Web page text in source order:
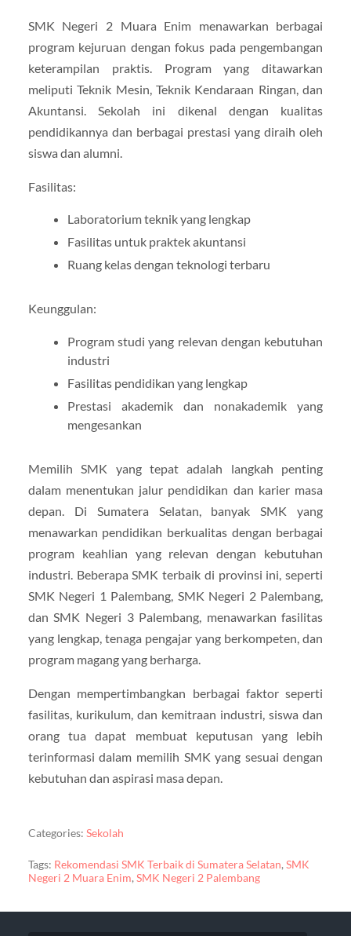
SMK Negeri 2 Muara Enim menawarkan berbagai
program kejuruan dengan fokus pada pengembangan
keterampilan praktis. Program yang ditawarkan
meliputi Teknik Mesin, Teknik Kendaraan Ringan, dan
Akuntansi. Sekolah ini dikenal dengan kualitas
pendidikannya dan berbagai prestasi yang diraih oleh
siswa dan alumni.
Fasilitas:
Laboratorium teknik yang lengkap
Fasilitas untuk praktek akuntansi
Ruang kelas dengan teknologi terbaru
Keunggulan:
Program studi yang relevan dengan kebutuhan
industri
Fasilitas pendidikan yang lengkap
Prestasi akademik dan nonakademik yang
mengesankan
Memilih SMK yang tepat adalah langkah penting
dalam menentukan jalur pendidikan dan karier masa
depan. Di Sumatera Selatan, banyak SMK yang
menawarkan pendidikan berkualitas dengan berbagai
program keahlian yang relevan dengan kebutuhan
industri. Beberapa SMK terbaik di provinsi ini, seperti
SMK Negeri 1 Palembang, SMK Negeri 2 Palembang,
dan SMK Negeri 3 Palembang, menawarkan fasilitas
yang lengkap, tenaga pengajar yang berkompeten, dan
program magang yang berharga.
Dengan mempertimbangkan berbagai faktor seperti
fasilitas, kurikulum, dan kemitraan industri, siswa dan
orang tua dapat membuat keputusan yang lebih
terinformasi dalam memilih SMK yang sesuai dengan
kebutuhan dan aspirasi masa depan.
Categories: Sekolah
Tags: Rekomendasi SMK Terbaik di Sumatera Selatan,SMK
Negeri 2 Muara Enim,SMK Negeri 2 Palembang